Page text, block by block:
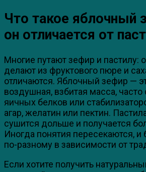
Что такое яблочный
он отличается от
Многие путают зефир и пастилу:
делают из фруктового пюре и
отличаются. Яблочный зефир —
воздушная, взбитая масса,
яичных белков или
агар, желатин или пектин.
сушится дольше и получается
Иногда понятия пересекаются,
по-разному в зависимости от
Если хотите получить